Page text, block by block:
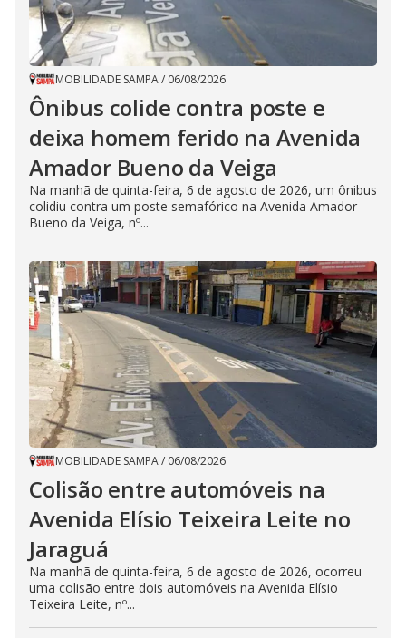
MOBILIDADE SAMPA/ 06/08/2026
Ônibus colide contra poste e
deixa homem ferido na Avenida
Amador Bueno da Veiga
Na manhã de quinta-feira, 6 de agosto de 2026, um ônibus
colidiu contra um poste semafórico na Avenida Amador
Bueno da Veiga, nº...
MOBILIDADE SAMPA/ 06/08/2026
Colisão entre automóveis na
Avenida Elísio Teixeira Leite no
Jaraguá
Na manhã de quinta-feira, 6 de agosto de 2026, ocorreu
uma colisão entre dois automóveis na Avenida Elísio
Teixeira Leite, nº...